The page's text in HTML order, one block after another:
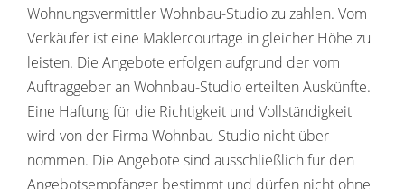
Wohnungs­ver­mittler Wohnbau-Studio zu zahlen. Vom
Verkäufer ist eine Makler­cour­tage in glei­cher Höhe zu
leisten. Die Ange­bote erfolgen aufgrund der vom
Auftrag­geber an Wohnbau-Studio erteilten Auskünfte.
Eine Haftung für die Rich­tig­keit und Voll­stän­dig­keit
wird von der Firma Wohnbau-Studio nicht über­
nommen. Die Ange­bote sind ausschließ­lich für den
Ange­bots­emp­fänger bestimmt und dürfen nicht ohne